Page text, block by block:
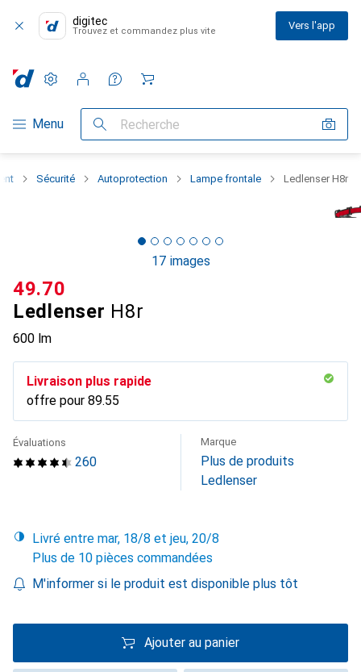
digitec
Trouvez et commandez plus vite Vers l'app
Navigation par catégorie
Menu Recherche
Paramètres
Compte client
Listes de comparaison
Listes d'envies
Panier
Sécurité Autoprotection Lampe frontale Ledlenser H8r
17 images
Ledlenser H8r
600 lm
CHF
49.70
Livraison plus rapide
offre pour CHF
89.55
260
Évaluations Marque
Plus de produits
Ledlenser
Livré entre mar, 18/8 et jeu, 20/8
Plus de 10 pièces commandées
M'informer si le produit est disponible plus tôt
Ajouter au panier